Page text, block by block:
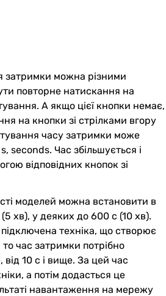
затримки можна різними
повторне натискання на
А якщо цієї кнопки немає,
на кнопки зі стрілками вгору
часу затримки може
seconds. Час збільшується і
відповідних кнопок зі
моделей можна встановити в
хв), у деяких до 600 с (10 хв).
техніка, що створює
то час затримки потрібно
10 с і вище. За цей час
а потім додасться це
навантаження на мережу